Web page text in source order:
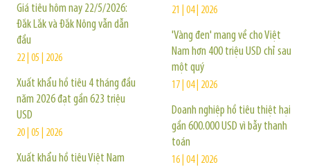
Giá tiêu hôm nay 22/5/2026:
Đắk Lắk và Đắk Nông vẫn dẫn
đầu
22 | 05 | 2026
Xuất khẩu hồ tiêu 4 tháng đầu
năm 2026 đạt gần 623 triệu
USD
20 | 05 | 2026
Xuất khẩu hồ tiêu Việt Nam
21 | 04 | 2026
'Vàng đen' mang về cho Việt
Nam hơn 400 triệu USD chỉ sau
một quý
17 | 04 | 2026
Doanh nghiệp hồ tiêu thiệt hại
gần 600.000 USD vì bẫy thanh
toán
16 | 04 | 2026